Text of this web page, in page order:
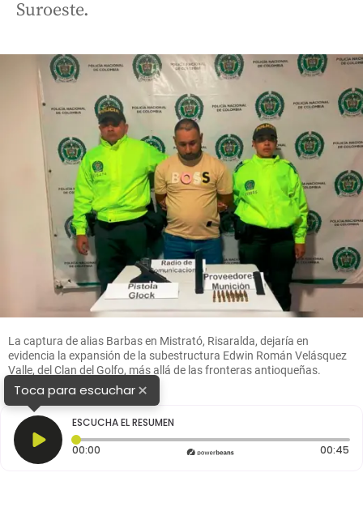
Suroeste.
La captura de alias Barbas en Mistrató, Risaralda, dejaría en
evidencia la expansión de la subestructura Edwin Román Velásquez
Valle, del Clan del Golfo, más allá de las fronteras antioqueñas.
FOTO: CORTESÍA
Toca para escuchar×
ESCUCHA EL RESUMEN
00:00 Tiempo transcurrido: 0 segundos 00:45